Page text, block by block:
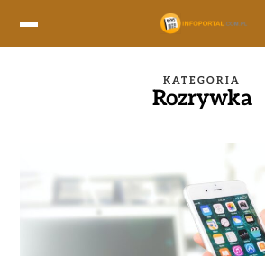
KATEGORIA
Rozrywka